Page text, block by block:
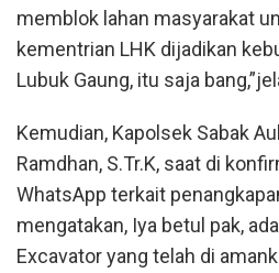
memblok lahan masyarakat
kementrian LHK dijadikan
Lubuk Gaung, itu saja
Kemudian, Kapolsek Sabak
Ramdhan, S.Tr.K, saat di
WhatsApp terkait
mengatakan, Iya betul pak,
Excavator yang telah di